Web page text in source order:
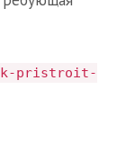
pristroit-